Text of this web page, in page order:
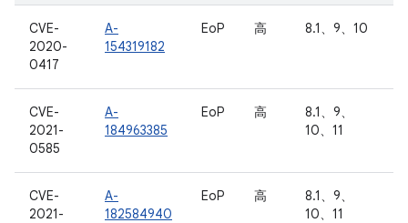
CVE-
2020-
0417
A-
154319182
EoP 高 8.1、9、10
CVE-
2021-
0585
A-
184963385
EoP 高
8.1、9、
10、11
CVE-
2021-
A-
182584940
EoP 高
8.1、9、
10、11